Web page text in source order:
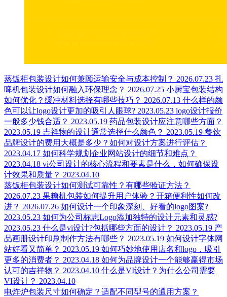
蒸饭柜包装设计如何兼顾运输安全与成本控制？ 2026.07.23 扎
啤机包装设计如何融入环保理念？ 2026.07.25 小厨宝包装结构
如何优化？缓冲材料选择有哪些技巧？ 2026.07.13 什么样的颜
色可以让logo设计更加的吸引人眼球? 2023.05.23 logo设计报价
一般多少钱合适？ 2023.05.19 药品包装设计应注意哪些方面？
2023.05.19 吉祥物的设计通常选择什么颜色？ 2023.05.19 餐饮
品牌设计的费用大概是多少？如何对设计方案进行评估？
2023.04.17 如何科学规划企业网站设计的细节和难点？
2023.04.18 vi公司设计的核心流程和要素是什么，如何确保设
计效果和质量？ 2023.04.10
蒸饭柜包装设计如何测试可靠性？有哪些验证方法？
2026.07.23 果糖机包装如何提升用户体验？开箱便利性如何改
进？ 2026.07.26 如何设计一个印象深刻、好看的logo图案?
2023.05.23 如何为公司标志Logo添加独特的设计元素和灵感?
2023.05.23 什么是vi设计?包括哪些方面的设计？ 2023.05.19 产
品画册设计印刷制作方法有哪些？ 2023.05.19 如何设计字体网
站好看又简单？ 2023.05.19 如何巧妙地使用店名和logo，吸引
更多的消费者？ 2023.04.18 如何为品牌设计一个能够赢得市场
认可的吉祥物？ 2023.04.10 什么是VI设计？为什么公司需要
VI设计？ 2023.04.10
电炸炉包装尺寸如何确定？适配不同型号的通用方案？